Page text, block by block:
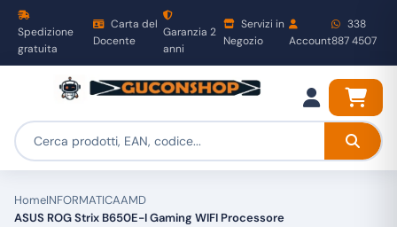
Spedizione
gratuita
Carta del
Docente
Garanzia 2
anni
Servizi in
Negozio
Account
338
887 4507
HomeINFORMATICAAMD
ASUS ROG Strix B650E-I Gaming WIFI Processore